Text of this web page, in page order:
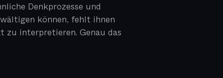
Denkprozesse und
können, fehlt ihnen
zu interpretieren. Genau das